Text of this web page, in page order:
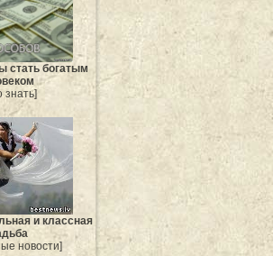
стать богатым
знать]
и классная
новости]